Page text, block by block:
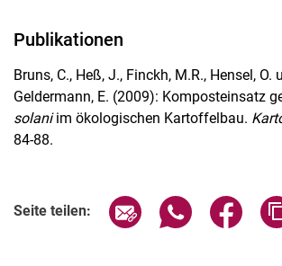
Publikationen
Bruns, C., Heß, J., Finckh, M.R., Hensel, O.
Geldermann, E. (2009): Komposteinsatz
solaniim ökologischen Kartoffelbau.
84-88.
Seite teilen: Seite über E-Mail
Seite über